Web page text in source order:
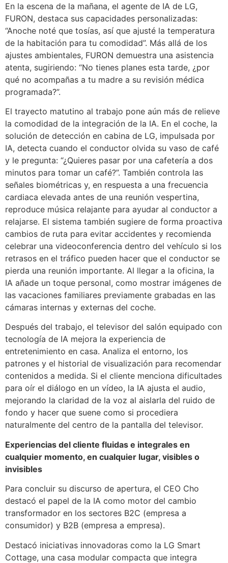
En la escena de la mañana, el agente de IA de LG,
FURON, destaca sus capacidades personalizadas:
“Anoche noté que tosías, así que ajusté la temperatura
de la habitación para tu comodidad”. Más allá de los
ajustes ambientales, FURON demuestra una asistencia
atenta, sugiriendo: “No tienes planes esta tarde, ¿por
qué no acompañas a tu madre a su revisión médica
programada?”.
El trayecto matutino al trabajo pone aún más de relieve
la comodidad de la integración de la IA. En el coche, la
solución de detección en cabina de LG, impulsada por
IA, detecta cuando el conductor olvida su vaso de café
y le pregunta: “¿Quieres pasar por una cafetería a dos
minutos para tomar un café?”. También controla las
señales biométricas y, en respuesta a una frecuencia
cardiaca elevada antes de una reunión vespertina,
reproduce música relajante para ayudar al conductor a
relajarse. El sistema también sugiere de forma proactiva
cambios de ruta para evitar accidentes y recomienda
celebrar una videoconferencia dentro del vehículo si los
retrasos en el tráfico pueden hacer que el conductor se
pierda una reunión importante. Al llegar a la oficina, la
IA añade un toque personal, como mostrar imágenes de
las vacaciones familiares previamente grabadas en las
cámaras internas y externas del coche.
Después del trabajo, el televisor del salón equipado con
tecnología de IA mejora la experiencia de
entretenimiento en casa. Analiza el entorno, los
patrones y el historial de visualización para recomendar
contenidos a medida. Si el cliente menciona dificultades
para oír el diálogo en un vídeo, la IA ajusta el audio,
mejorando la claridad de la voz al aislarla del ruido de
fondo y hacer que suene como si procediera
naturalmente del centro de la pantalla del televisor.
Experiencias del cliente fluidas e integrales en
cualquier momento, en cualquier lugar, visibles o
invisibles
Para concluir su discurso de apertura, el CEO Cho
destacó el papel de la IA como motor del cambio
transformador en los sectores B2C (empresa a
consumidor) y B2B (empresa a empresa).
Destacó iniciativas innovadoras como la LG Smart
Cottage, una casa modular compacta que integra